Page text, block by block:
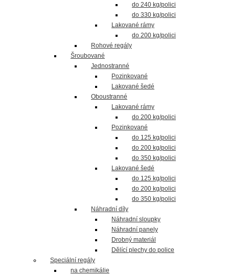
do 240 kg/polici
do 330 kg/polici
Lakované rámy
do 200 kg/polici
Rohové regály
Šroubované
Jednostranné
Pozinkované
Lakované šedé
Oboustranné
Lakované rámy
do 200 kg/polici
Pozinkované
do 125 kg/polici
do 200 kg/polici
do 350 kg/polici
Lakované šedé
do 125 kg/polici
do 200 kg/polici
do 350 kg/polici
Náhradní díly
Náhradní sloupky
Náhradní panely
Drobný materiál
Dělící plechy do police
Speciální regály
na chemikálie